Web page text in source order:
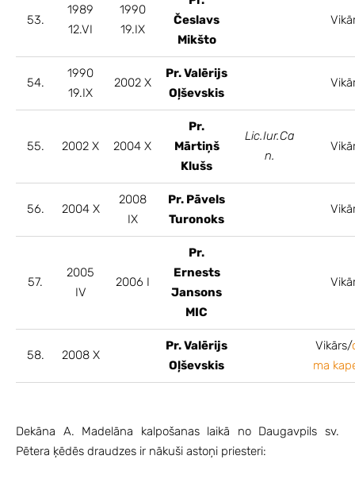
53.
1989
12.VI
1990
19.IX
Česlavs
Mikšto
54.
1990
19.IX
2002 X
Pr. Valērijs
Oļševskis
55. 2002 X 2004 X
Pr.
Mārtiņš
Klušs
Lic.Iur.Ca
n.
56. 2004 X
2008
IX
Pr. Pāvels
Turonoks
57.
2005
IV
2006 I
Pr.
Ernests
Jansons
MIC
58. 2008 X
Pr. Valērijs
Oļševskis
Vikārs/
ma
Dekāna A. Madelāna kalpošanas laikā no Daugavpils sv.
Pētera ķēdēs draudzes ir nākuši astoņi priesteri: